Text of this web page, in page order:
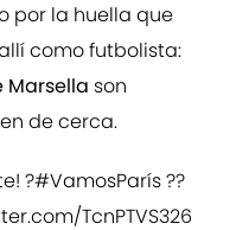
por la huella que
como futbolista:
Marsella son
de cerca.
?#VamosParís??
TcnPTVS326